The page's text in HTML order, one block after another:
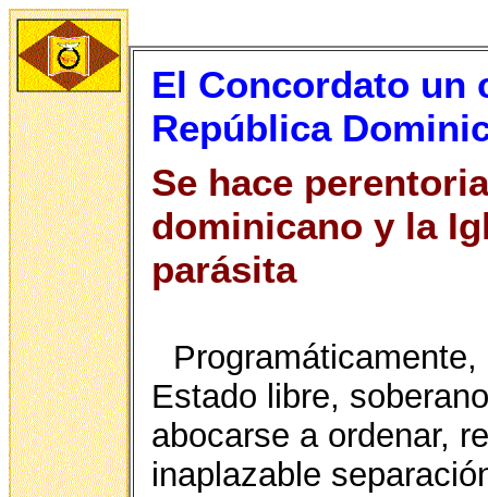
El Concordato un
República
Se hace
dominicano y la
parásita
Estado libre,
abocarse a ordenar,
inaplazable